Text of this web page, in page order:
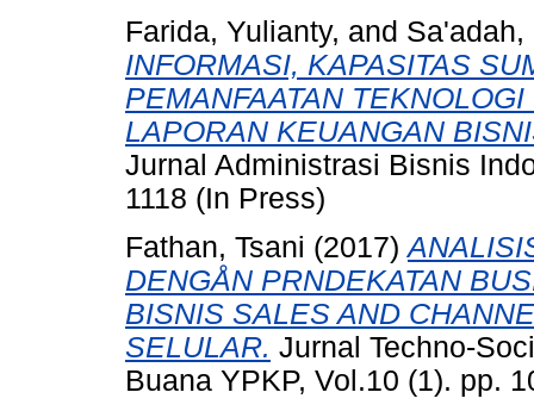
Farida, Yulianty, and Sa'adah,
INFORMASI, KAPASITAS
PEMANFAATAN
LAPORAN KEUANGAN
Jurnal Administrasi Bisnis
1118 (In Press)
Fathan, Tsani (2017)
DENGÅN PRNDEKATAN
BISNIS SALES AND
SELULAR. Jurnal Techno-
Buana YPKP, Vol.10 (1). pp.